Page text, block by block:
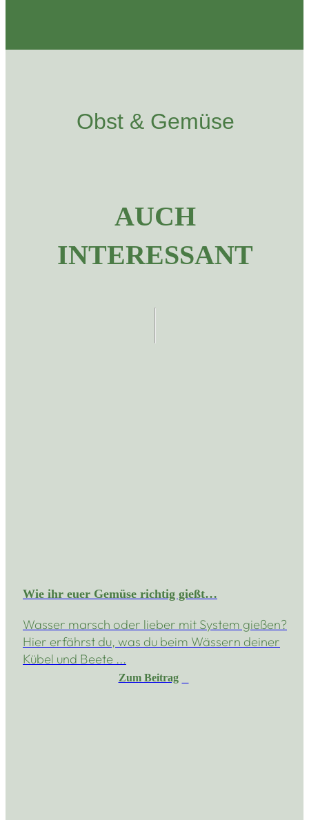
Obst & Gemüse
AUCH
INTERESSANT
Wie ihr euer Gemüse richtig gießt…
Wasser marsch oder lieber mit System gießen?
Hier erfährst du, was du beim Wässern deiner
Kübel und Beete ...
Zum Beitrag